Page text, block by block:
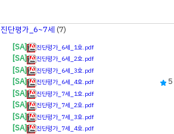
진단평가_6~7세 (7)
[SA]
진단평가_6세_1호.pdf
[SA] 진단평가_6세_2호.pdf
[SA] 진단평가_6세_3호.pdf
[SA] 진단평가_6세_4호.pdf
[SA] 진단평가_7세_1호.pdf
[SA] 진단평가_7세_2호.pdf
[SA] 진단평가_7세_3호.pdf
[SA] 진단평가_7세_4호.pdf
5